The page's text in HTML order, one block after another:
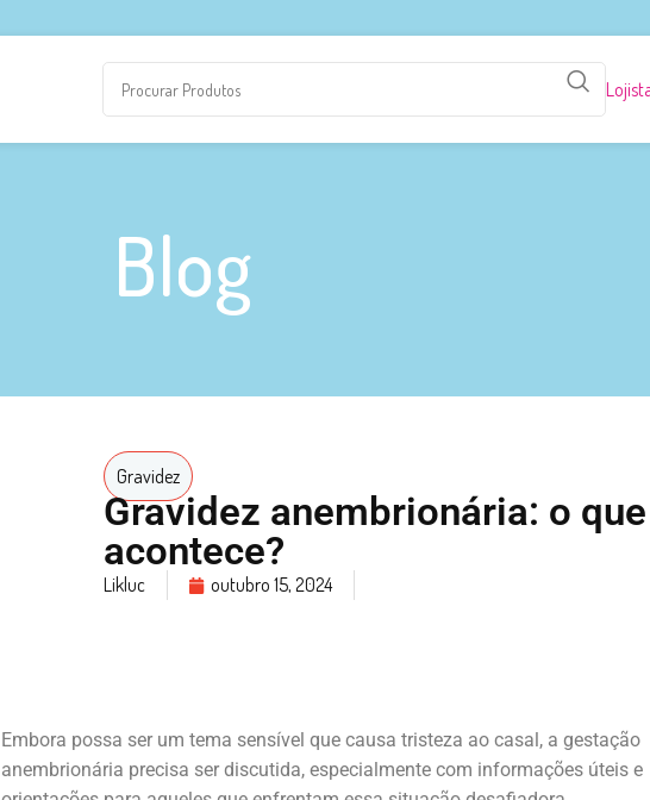
Blog
Gravidez
Gravidez anembrionária: o
acontece?
Likluc outubro 15, 2024
Embora possa ser um tema sensível que causa tristeza ao casal, a gestação
anembrionária precisa ser discutida, especialmente com informações úteis e